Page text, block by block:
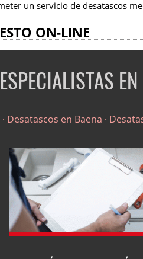
un servicio de desatascos
ON-LINE
ESPECIALISTAS
Desatascos en Baena ·